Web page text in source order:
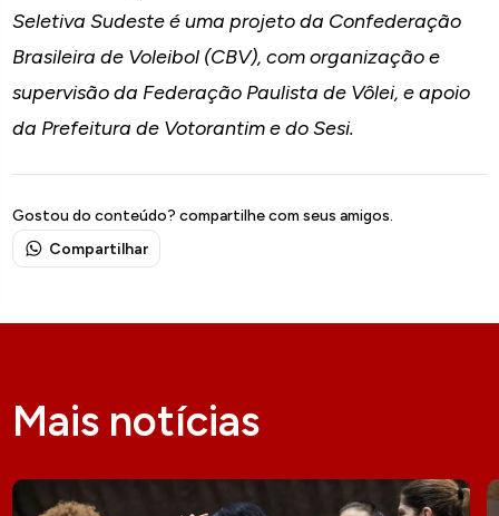
Seletiva Sudeste é uma projeto da Confederação
Brasileira de Voleibol (CBV), com organização e
supervisão da Federação Paulista de Vôlei, e apoio
da Prefeitura de Votorantim e do Sesi.
Gostou do conteúdo? compartilhe com seus amigos.
Compartilhar
Mais notícias